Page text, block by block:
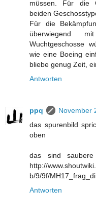
müssen. Für die
beiden
Für die
überwiegend
Wuchtgeschosse
wie eine Boeing
bliebe genug Zeit,
Antworten
ppq
November
das spurenbild
oben
das sind
http://
b/9/9f/
Antworten